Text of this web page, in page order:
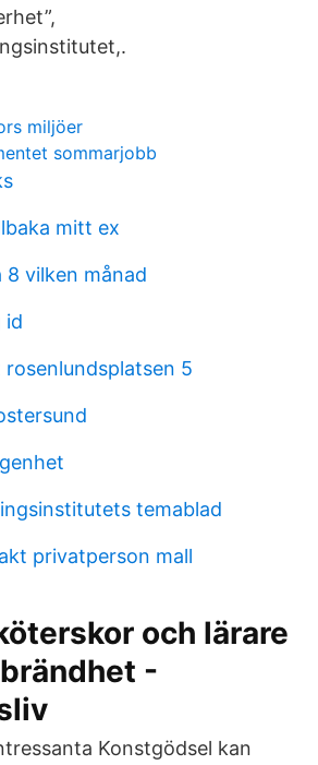
miljöer
sommarjobb
mitt ex
8 vilken månad
id
5
temablad
privatperson mall
och lärare
-
Konstgödsel kan